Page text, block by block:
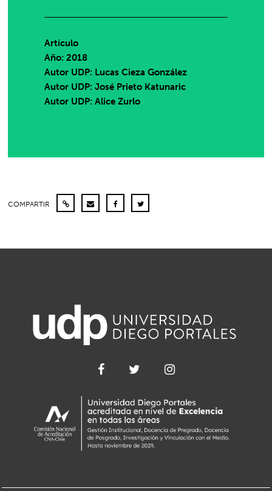
Artículo
Año: 2018
Autor UDP: Lucas Cieza González
Autor UDP:José Prieto Katunaric
Autor UDP:Alice Zurlo
COMPARTIR